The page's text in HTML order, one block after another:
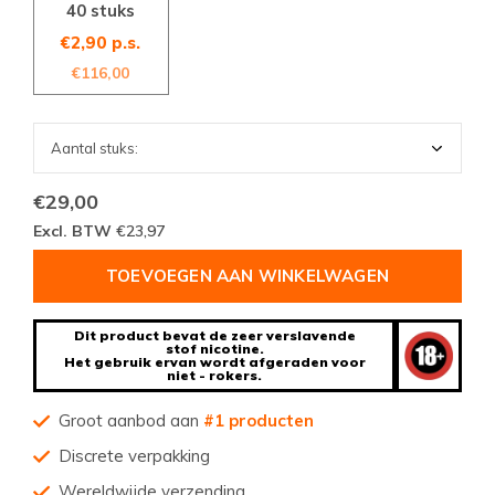
40 stuks
€2,90 p.s.
€116,00
€29,00
Excl. BTW €23,97
TOEVOEGEN AAN WINKELWAGEN
Dit product bevat de zeer verslavende
stof nicotine.
Het gebruik ervan wordt afgeraden voor
niet - rokers.
Groot aanbod aan #1 producten
Discrete verpakking